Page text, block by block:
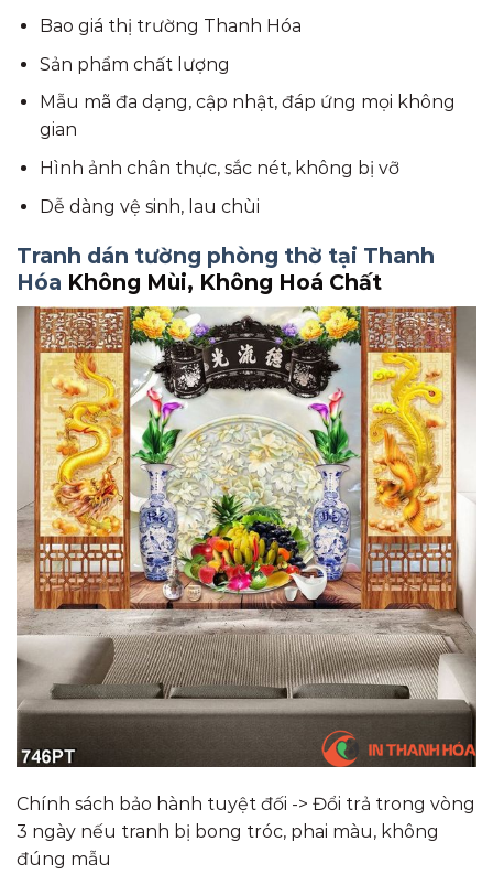
Bao giá thị trường Thanh Hóa
Sản phẩm chất lượng
Mẫu mã đa dạng, cập nhật, đáp ứng mọi không
gian
Hình ảnh chân thực, sắc nét, không bị vỡ
Dễ dàng vệ sinh, lau chùi
Tranh dán tường phòng thờ tại Thanh
Hóa Không Mùi, Không Hoá Chất
Chính sách bảo hành tuyệt đối -> Đổi trả trong vòng
3 ngày nếu tranh bị bong tróc, phai màu, không
đúng mẫu